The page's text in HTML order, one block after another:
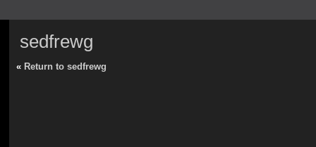
sedfrewg
« Return to sedfrewg